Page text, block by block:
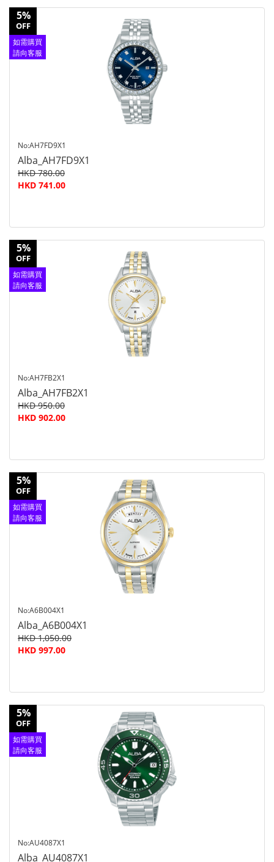
5%
OFF
如需購買
請向客服
No:AH7FD9X1
Alba_AH7FD9X1
HKD 780.00
HKD 741.00
5%
OFF
如需購買
請向客服
No:AH7FB2X1
Alba_AH7FB2X1
HKD 950.00
HKD 902.00
5%
OFF
如需購買
請向客服
No:A6B004X1
Alba_A6B004X1
HKD 1,050.00
HKD 997.00
5%
OFF
如需購買
請向客服
No:AU4087X1
Alba_AU4087X1